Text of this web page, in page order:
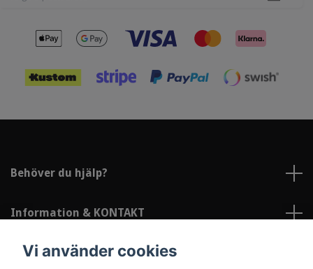
Behöver du hjälp?
Information & KONTAKT
Sociala medier
Vi använder cookies